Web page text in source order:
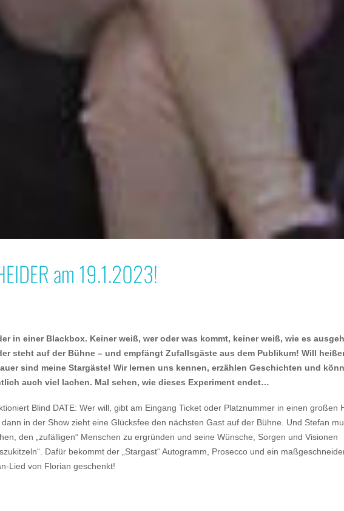
am 19.1.2023!
in einer Blackbox. Keiner weiß, wer oder was kommt, keiner weiß, wie es
steht auf der Bühne – und empfängt Zufallsgäste aus dem Publikum! Will
sind meine Stargäste! Wir lernen uns kennen, erzählen Geschichten und
auch viel lachen. Mal sehen, wie dieses Experiment endet…
Blind DATE: Wer will, gibt am Eingang Ticket oder Platznummer in einen großen
dann in der Show zieht eine Glücksfee den nächsten Gast auf der Bühne. Und Stefan
den „zufälligen“ Menschen zu ergründen und seine Wünsche, Sorgen und Visionen
Dafür bekommt der „Stargast“ Autogramm, Prosecco und ein
Lied von Florian geschenkt!